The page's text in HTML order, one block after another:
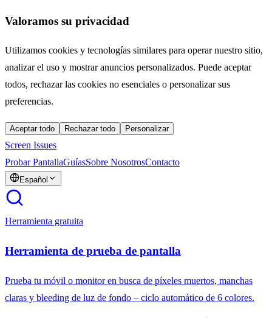
Valoramos su privacidad
Utilizamos cookies y tecnologías similares para operar nuestro sitio,
analizar el uso y mostrar anuncios personalizados. Puede aceptar
todos, rechazar las cookies no esenciales o personalizar sus
preferencias.
Aceptar todo Rechazar todo Personalizar
Screen Issues
Probar PantallaGuíasSobre NosotrosContacto
Español
Herramienta gratuita
Herramienta de prueba de pantalla
Prueba tu móvil o monitor en busca de píxeles muertos, manchas
claras y bleeding de luz de fondo – ciclo automático de 6 colores.